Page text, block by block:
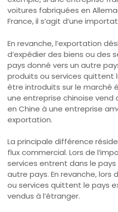
voitures fabriquées en
France, il s’agit d’une
En revanche, l’exportation
d’expédier des biens ou des
pays donné vers un autre
produits ou services quittent
être introduits sur le marché
une entreprise chinoise
en Chine à une entreprise
exportation.
La principale différence
flux commercial. Lors de
services entrent dans le
autre pays. En revanche, lors
ou services quittent le pays
vendus à l’étranger.